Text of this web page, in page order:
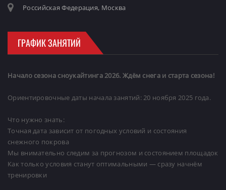
Российская Федерация, Москва
ГРАФИК ЗАНЯТИЙ
Начало сезона сноукайтинга 2026. Ждём снега и старта сезона!
Ориентировочные даты начала занятий: 20 ноября 2025 года.
Что нужно знать:
Точная дата зависит от погодных условий и состояния
снежного покрова
Мы внимательно следим за прогнозом и состоянием площадок
Как только условия станут оптимальными — сразу начнём
тренировки